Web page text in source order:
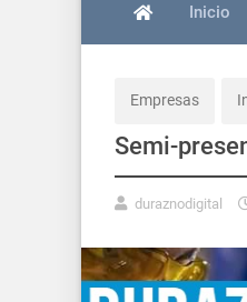
Inicio
Empresas
Semi-
duraznodigital